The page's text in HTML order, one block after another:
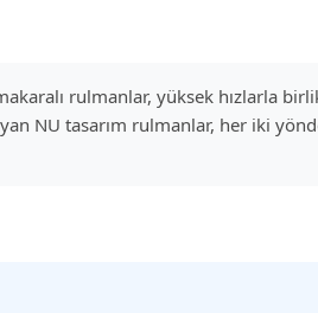
rulmanlar, yüksek hızlarla
NU tasarım rulmanlar, her iki